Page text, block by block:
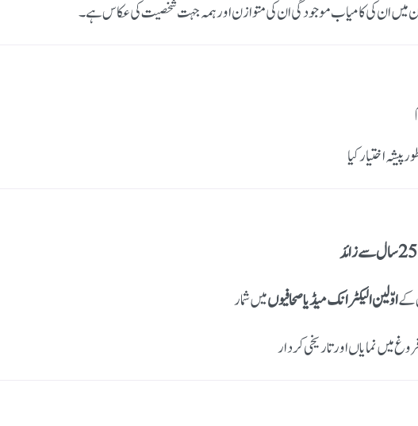
میں ان کی کامیاب موجودگی ان کی متوازن اور ہمہ جہت شخصیت کی عکاس ہے۔
پیشہ اختیار کیا
25 سال سے زائد
کےاوّلین الیکٹرانک میڈیا صحافیوںمیں شمار
میں نمایاں اور تاریخی کردار